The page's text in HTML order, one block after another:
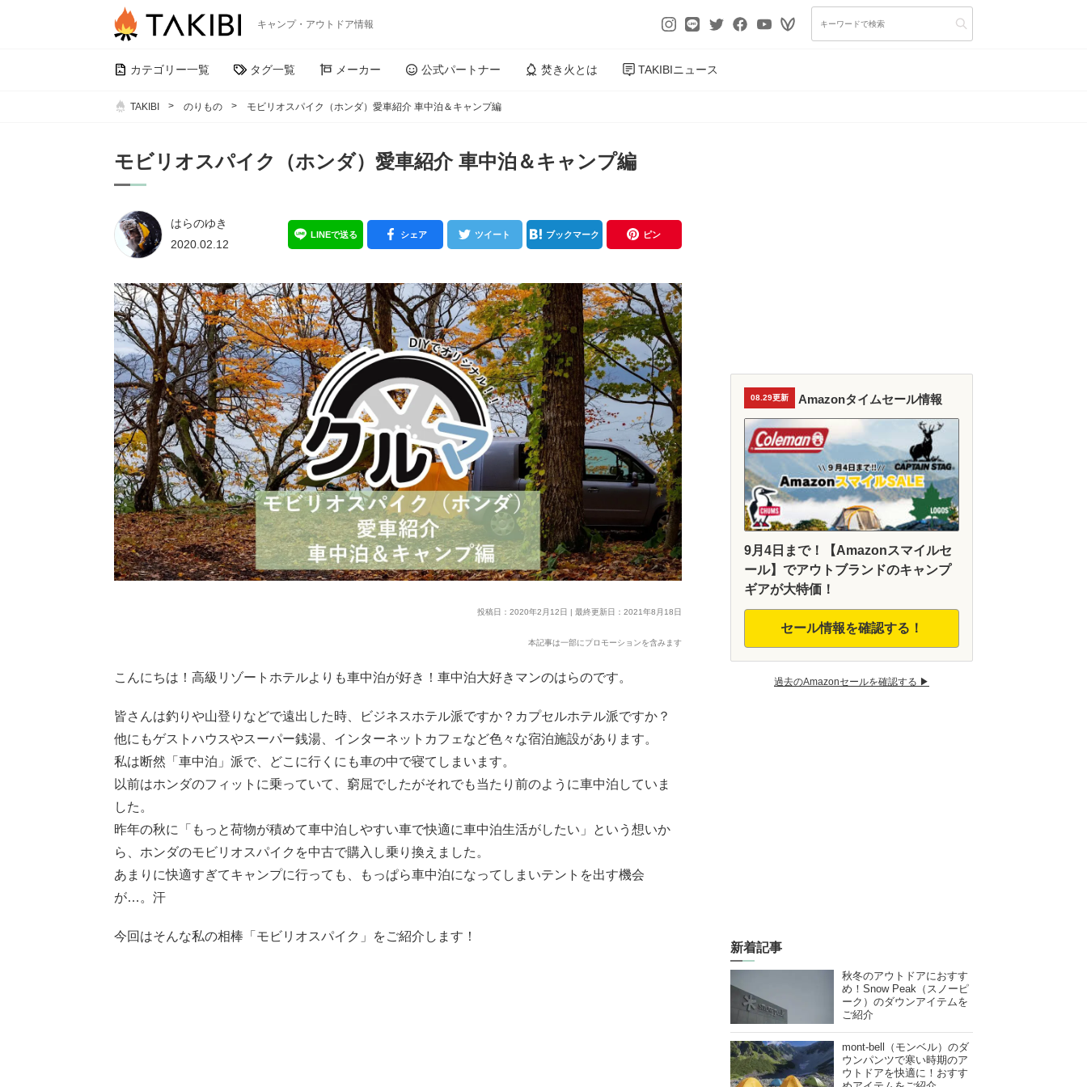
キャンプ・アウトドア情報
カテゴリー一覧 タグ一覧 メーカー 公式パートナー 焚き火とは TAKIBIニュース
TAKIBI のりもの モビリオスパイク（ホンダ）愛車紹介 車中泊＆キャンプ編
モビリオスパイク（ホンダ）愛車紹介 車中泊＆キャンプ編
はらのゆき
2020.02.12
LINEで送る シェア ツイート ブックマーク ピン
投稿日：2020年2月12日 | 最終更新日：2021年8月18日
本記事は一部にプロモーションを含みます
こんにちは！高級リゾートホテルよりも車中泊が好き！車中泊大好きマンのはらのです。
皆さんは釣りや山登りなどで遠出した時、ビジネスホテル派ですか？カプセルホテル派ですか？
他にもゲストハウスやスーパー銭湯、インターネットカフェなど色々な宿泊施設があります。
私は断然「車中泊」派で、どこに行くにも車の中で寝てしまいます。
以前はホンダのフィットに乗っていて、窮屈でしたがそれでも当たり前のように車中泊していま
した。
昨年の秋に「もっと荷物が積めて車中泊しやすい車で快適に車中泊生活がしたい」という想いか
ら、ホンダのモビリオスパイクを中古で購入し乗り換えました。
あまりに快適すぎてキャンプに行っても、もっぱら車中泊になってしまいテントを出す機会
が…。汗
今回はそんな私の相棒「モビリオスパイク」をご紹介します！
08.29更新 Amazonタイムセール情報
9月4日まで！【Amazonスマイルセ
ール】でアウトブランドのキャンプ
ギアが大特価！
セール情報を確認する！
過去のAmazonセールを確認する ▶︎
新着記事
秋冬のアウトドアにおすす
め！Snow Peak（スノーピ
ーク）のダウンアイテムを
ご紹介
mont-bell（モンベル）のダ
ウンパンツで寒い時期のア
ウトドアを快適に！おすす